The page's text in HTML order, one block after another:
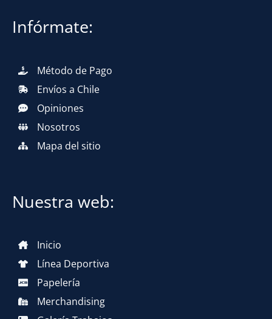
Infórmate:
Método de Pago
Envíos a Chile
Opiniones
Nosotros
Mapa del sitio
Nuestra web:
Inicio
Línea Deportiva
Papelería
Merchandising